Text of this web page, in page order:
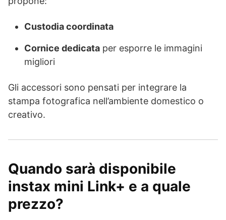
Custodia coordinata
Cornice dedicata per esporre le immagini
migliori
Gli accessori sono pensati per integrare la
stampa fotografica nell’ambiente domestico o
creativo.
Quando sarà disponibile
instax mini Link+ e a quale
prezzo?